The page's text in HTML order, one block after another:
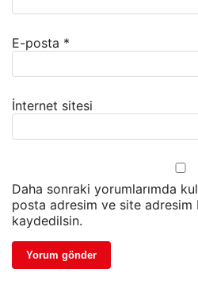
E-posta *
İnternet sitesi
Daha sonraki yorumlarımda
posta adresim ve site adresim
kaydedilsin.